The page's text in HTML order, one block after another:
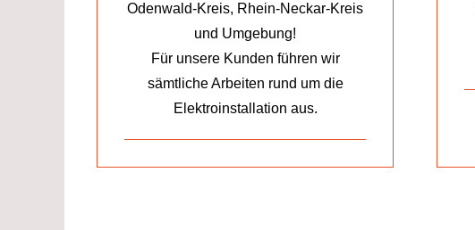
Odenwald-Kreis, Rhein-Neckar-Kreis
und Umgebung!
Für unsere Kunden führen wir
sämtliche Arbeiten rund um die
Elektroinstallation aus.